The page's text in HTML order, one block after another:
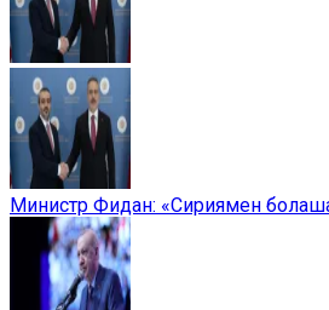
Министр Фидан: «Сириямен